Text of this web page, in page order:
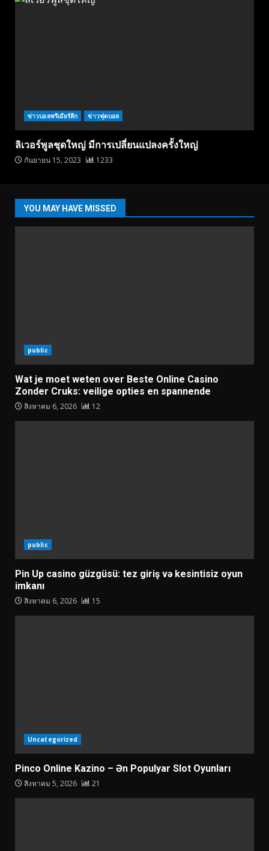
ข่าวบอลพรีเมียร์ลีก ข่าวฟุตบอล
ลิเวอร์พูลชุดใหญ่ มีการเปลี่ยนแปลงครั้งใหญ่
กันยายน 15, 2023 1233
YOU MAY HAVE MISSED
public
Wat je moet weten over Beste Online Casino
Zonder Cruks: veilige opties en spannende
สิงหาคม 6, 2026 12
public
Pin Up casino güzgüsü: tez giriş və kesintisiz oyun
imkanı
สิงหาคม 6, 2026 15
Uncategorized
Pinco Online Kazino – Ən Populyar Slot Oyunları
สิงหาคม 5, 2026 21